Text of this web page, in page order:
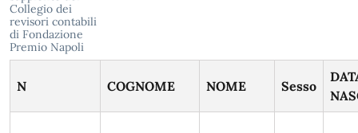
Collegio dei
revisori contabili
di Fondazione
Premio Napoli
N COGNOME NOME Sesso